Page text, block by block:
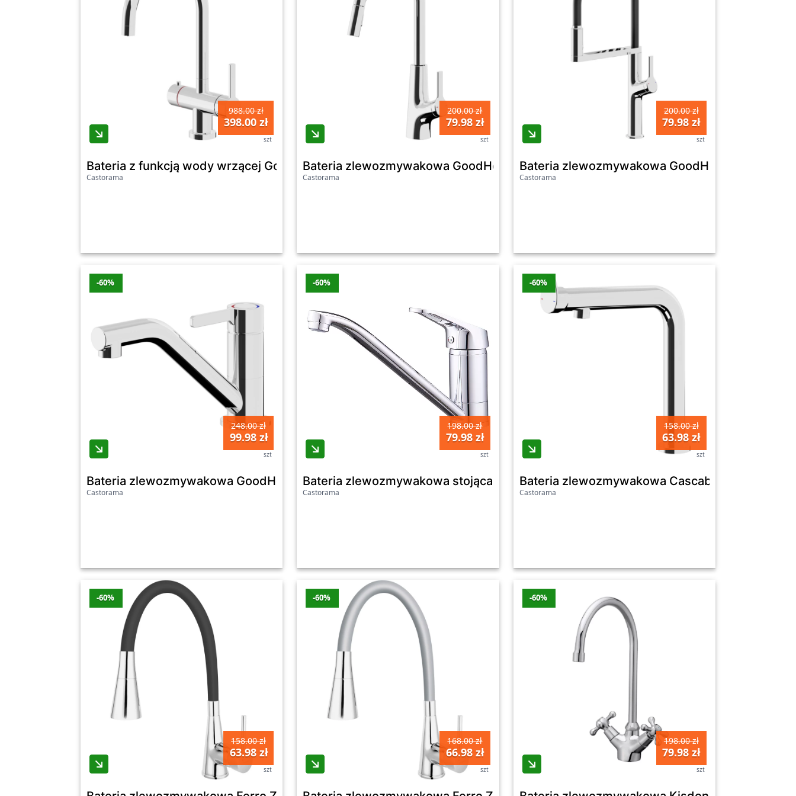
988.00 zł
398.00 zł
szt
Bateria z funkcją wody wrzącej GoodHome 3 w 1 chrom
Castorama
200.00 zł
79.98 zł
szt
Bateria zlewozmywakowa GoodHome Guntur Sensor z wyciąganą wylewką
Castorama
200.00 zł
79.98 zł
szt
Bateria zlewozmywakowa GoodHome Horopito
Castorama
-60%
248.00 zł
99.98 zł
szt
Bateria zlewozmywakowa GoodHome Kawa chrom
Castorama
-60%
198.00 zł
79.98 zł
szt
Bateria zlewozmywakowa stojąca Cooke&Lewis Blencoe
Castorama
-60%
158.00 zł
63.98 zł
szt
Bateria zlewozmywakowa Cascabel metalowa
Castorama
-60%
158.00 zł
63.98 zł
szt
-60%
168.00 zł
66.98 zł
szt
-60%
198.00 zł
79.98 zł
szt